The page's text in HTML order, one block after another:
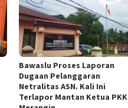
Bawaslu Proses Laporan
Dugaan Pelanggaran
Netralitas ASN. Kali Ini
Terlapor Mantan Ketua PKK